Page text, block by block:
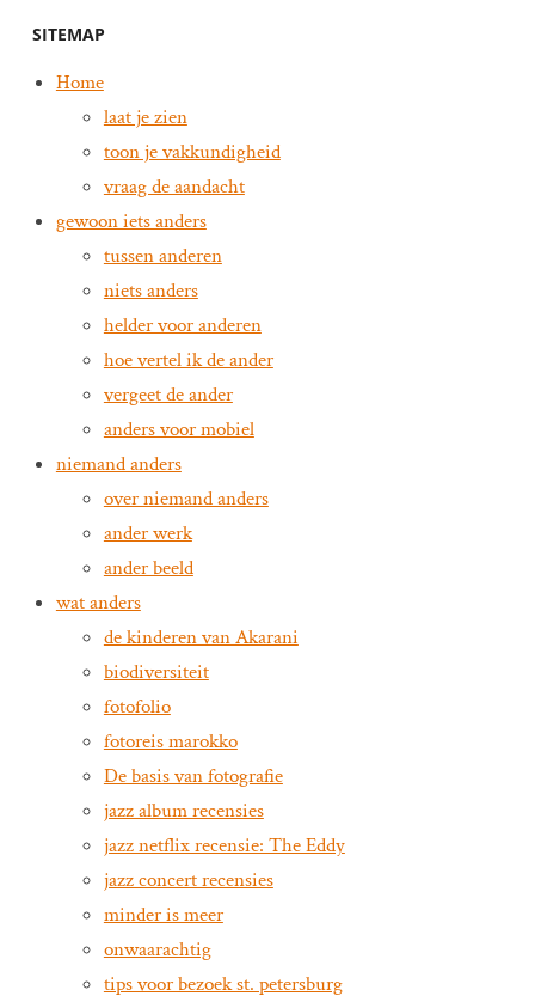
SITEMAP
Home
laat je zien
toon je vakkundigheid
vraag de aandacht
gewoon iets anders
tussen anderen
niets anders
helder voor anderen
hoe vertel ik de ander
vergeet de ander
anders voor mobiel
niemand anders
over niemand anders
ander werk
ander beeld
wat anders
de kinderen van Akarani
biodiversiteit
fotofolio
fotoreis marokko
De basis van fotografie
jazz album recensies
jazz netflix recensie: The Eddy
jazz concert recensies
minder is meer
onwaarachtig
tips voor bezoek st. petersburg